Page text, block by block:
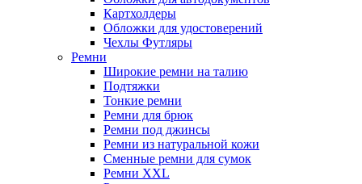
Картхолдеры
Обложки для удостоверений
Чехлы Футляры
Ремни
Широкие ремни на талию
Подтяжки
Тонкие ремни
Ремни для брюк
Ремни под джинсы
Ремни из натуральной кожи
Сменные ремни для сумок
Ремни XXL